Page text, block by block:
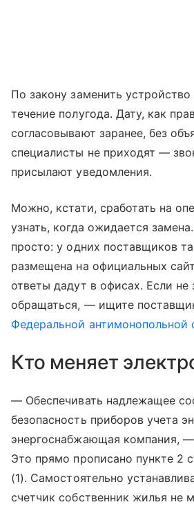
По закону заменить
течение полугода. Дату, как
согласовывают заранее, без
специалисты не приходят —
присылают уведомления.
Можно, кстати, сработать на
узнать, когда ожидается
просто: у одних поставщиков
размещена на официальных
ответы дадут в офисах. Если не
обращаться, — ищите
Федеральной антимонопольной
Кто меняет
— Обеспечивать надлежащее
безопасность приборов учета
энергоснабжающая компания,
Это прямо прописано пункте 2
(1). Самостоятельно
счетчик собственник жилья не